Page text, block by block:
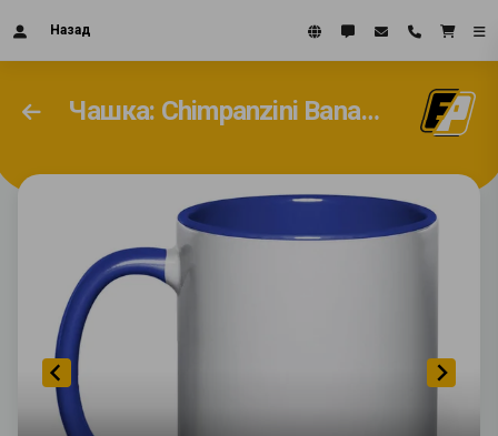
Назад
Чашка: Chimpanzini Bananini